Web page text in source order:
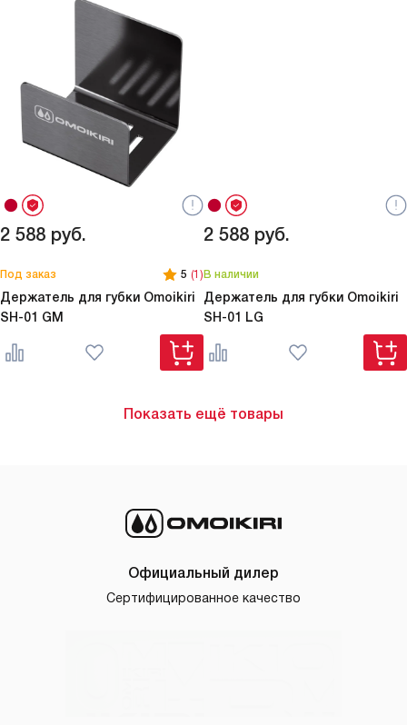
2 588 руб.
Под заказ 5 (1)
Держатель для губки Omoikiri
SH-01 GM
2 588 руб.
В наличии
Держатель для губки Omoikiri
SH-01 LG
Показать ещё товары
Официальный дилер
Сертифицированное качество